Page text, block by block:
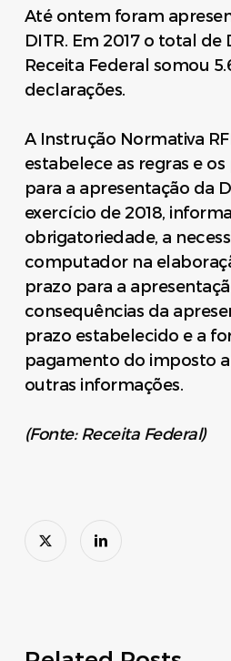
Até ontem foram
DITR. Em 2017 o total de
Receita Federal somou
declarações.
A Instrução Normativa
estabelece as regras e
para a apresentação da
exercício de 2018,
obrigatoriedade, a
computador na
prazo para a
consequências da
prazo estabelecido e a
pagamento do imposto
outras informações.
(Fonte: Receita Federal)